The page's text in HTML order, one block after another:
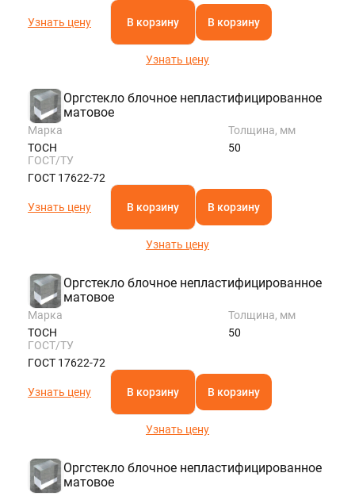
Узнать цену В корзину В корзину
Узнать цену
Оргстекло блочное непластифицированное
матовое
Марка
ТОСН
Толщина, мм
50
ГОСТ/ТУ
ГОСТ 17622-72
Узнать цену В корзину В корзину
Узнать цену
Оргстекло блочное непластифицированное
матовое
Марка
ТОСН
Толщина, мм
50
ГОСТ/ТУ
ГОСТ 17622-72
Узнать цену В корзину В корзину
Узнать цену
Оргстекло блочное непластифицированное
матовое